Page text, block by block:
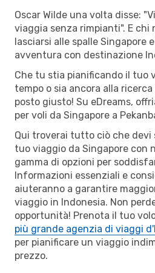
Oscar Wilde una volta disse:
viaggia senza rimpianti". E chi
lasciarsi alle spalle Singapore
avventura con destinazione
Che tu stia pianificando il tuo
tempo o sia ancora alla
posto giusto! Su eDreams,
per voli da Singapore a
Qui troverai tutto ciò che devi
tuo viaggio da Singapore con
gamma di opzioni per
Informazioni essenziali e
aiuteranno a garantire
viaggio in Indonesia. Non
opportunità! Prenota il tuo
più grande agenzia di viaggi
per pianificare un viaggio
prezzo.